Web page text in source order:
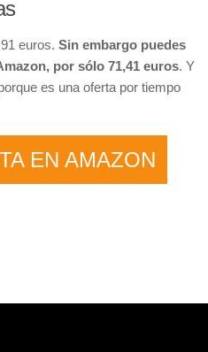
euros. Sin embargo puedes
por sólo 71,41 euros. Y
es una oferta por tiempo
EN AMAZON